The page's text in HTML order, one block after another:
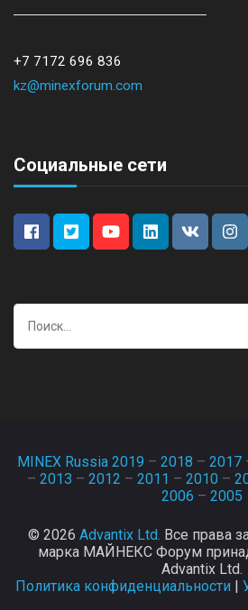
+7 7172 696 836
kz@minexforum.com
Социальные сети
Найти:
MINEX Russia 2019 – 2018 – 2017
– 2013 – 2012 – 2011 – 2010 –
2006 – 2005
© 2026 Advantix Ltd. Все права
марка МАЙНЕКС Форум
Advantix Ltd.
Политика конфиденциальности|